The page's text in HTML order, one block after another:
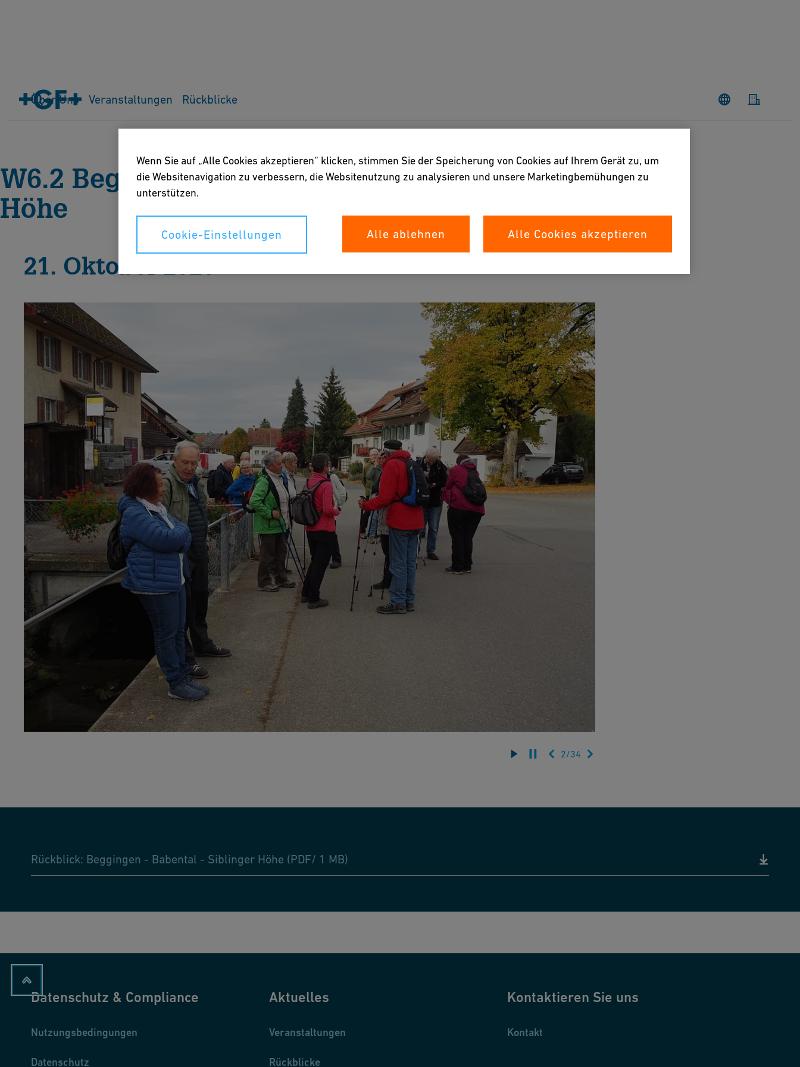
Über Uns Veranstaltungen Rückblicke
W6.2 Beggingen - Babental - Siblinger
Höhe
21. Oktober 2020
2/34
Rückblick: Beggingen - Babental - Siblinger Höhe (PDF/ 1 MB)
Datenschutz & Compliance
Nutzungsbedingungen
Datenschutz
Aktuelles
Veranstaltungen
Rückblicke
Kontaktieren Sie uns
Kontakt
Wenn Sie auf „Alle Cookies akzeptieren“ klicken, stimmen Sie der Speicherung von Cookies auf Ihrem Gerät zu, um
die Websitenavigation zu verbessern, die Websitenutzung zu analysieren und unsere Marketingbemühungen zu
unterstützen.
Cookie-Einstellungen Alle ablehnen Alle Cookies akzeptieren